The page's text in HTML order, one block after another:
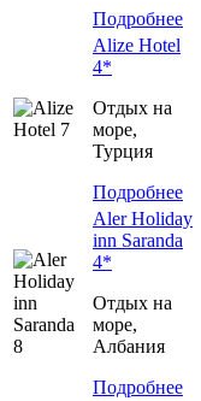
Подробнее
Alize Hotel
4*
Отдых на
море,
Турция
Подробнее
Aler Holiday
inn Saranda
4*
Отдых на
море,
Албания
Подробнее